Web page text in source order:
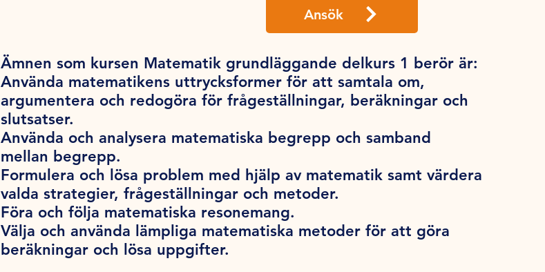
Ansök
Ämnen som kursen Matematik grundläggande delkurs 1 berör är:
Använda matematikens uttrycksformer för att samtala om,
argumentera och redogöra för frågeställningar, beräkningar och
slutsatser.
Använda och analysera matematiska begrepp och samband
mellan begrepp.
Formulera och lösa problem med hjälp av matematik samt värdera
valda strategier, frågeställningar och metoder.
Föra och följa matematiska resonemang.
Välja och använda lämpliga matematiska metoder för att göra
beräkningar och lösa uppgifter.